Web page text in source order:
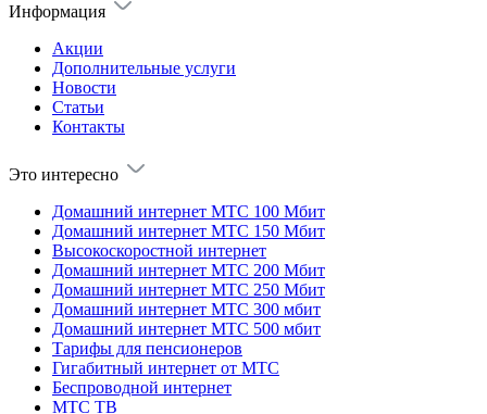
Информация
Акции
Дополнительные услуги
Новости
Статьи
Контакты
Это интересно
Домашний интернет МТС 100 Мбит
Домашний интернет МТС 150 Мбит
Высокоскоростной интернет
Домашний интернет МТС 200 Мбит
Домашний интернет МТС 250 Мбит
Домашний интернет МТС 300 мбит
Домашний интернет МТС 500 мбит
Тарифы для пенсионеров
Гигабитный интернет от МТС
Беспроводной интернет
МТС ТВ